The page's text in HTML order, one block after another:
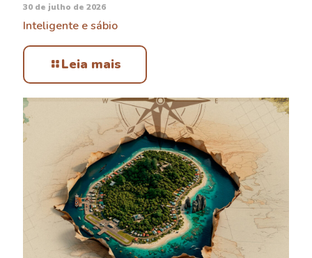
30 de julho de 2026
Inteligente e sábio
Leia mais